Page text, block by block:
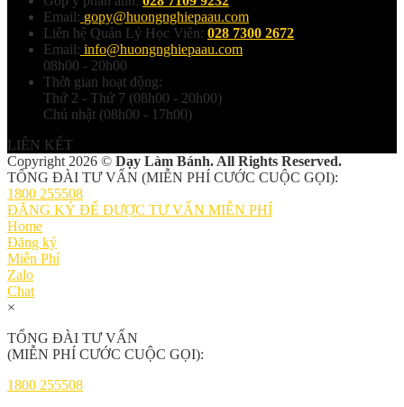
Email: gopy@huongnghiepaau.com
Liên hệ Quản Lý Học Viên: 028 7300 2672
Email: info@huongnghiepaau.com
08h00 - 20h00
Thời gian hoạt động:
Thứ 2 - Thứ 7 (08h00 - 20h00)
Chủ nhật (08h00 - 17h00)
LIÊN KẾT
Copyright 2026 © Dạy Làm Bánh. All Rights Reserved.
TỔNG ĐÀI TƯ VẤN (MIỄN PHÍ CƯỚC CUỘC GỌI):
1800 255508
ĐĂNG KÝ ĐỂ ĐƯỢC TƯ VẤN MIỄN PHÍ
Home
Đăng ký
Miễn Phí
Zalo
Chat
×
TỔNG ĐÀI TƯ VẤN
(MIỄN PHÍ CƯỚC CUỘC GỌI):
1800 255508